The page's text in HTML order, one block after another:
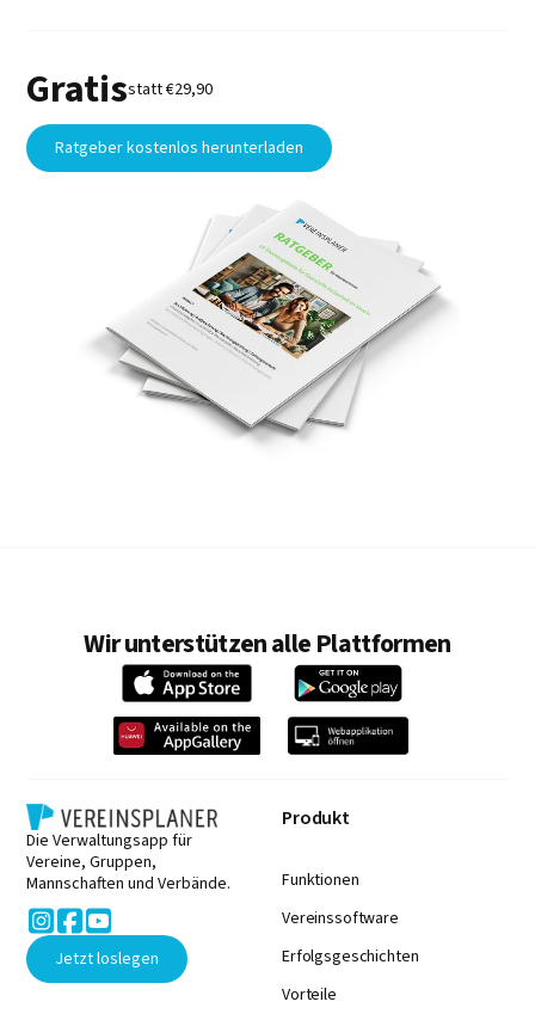
Gratisstatt €29,90
Ratgeber kostenlos herunterladen
Wir unterstützen alle Plattformen
Die Verwaltungsapp für
Vereine, Gruppen,
Mannschaften und Verbände.
  
Jetzt loslegen
Produkt
Funktionen
Vereinssoftware
Erfolgsgeschichten
Vorteile